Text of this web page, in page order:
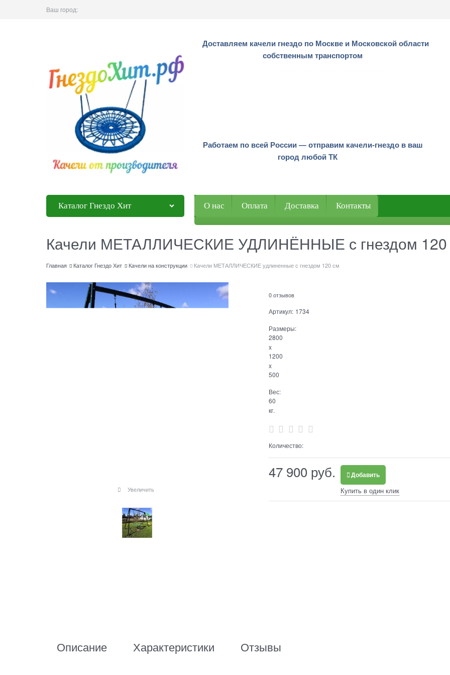
Ваш город:
Доставляем качели гнездо по Москве и Московской области
собственным транспортом
Работаем по всей России — отправим качели-гнездо в ваш
город любой ТК
Каталог Гнездо Хит О нас Оплата Доставка Контакты
Качели МЕТАЛЛИЧЕСКИЕ УДЛИНЁННЫЕ с гнездом
Главная Каталог Гнездо Хит Качели на конструкции Качели МЕТАЛЛИЧЕСКИЕ удлиненные с гнездом 120 см
Увеличить
0 отзывов
Артикул: 1734
Размеры:
2800
x
1200
x
500
Вес:
60
кг.
Количество:
47 900 руб. Добавить
Купить в один клик
Описание Характеристики Отзывы